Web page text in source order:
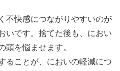
不快感につながりやすいのが
いです。捨てた後も、におい
頭を悩ませます。
ることが、においの軽減につ